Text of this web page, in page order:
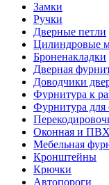
Замки
Ручки
Дверные петли
Цилиндровые
Броненакладки
Дверная
Доводчики
Фурнитура к
Фурнитура для
Оконная и
Мебельная
Кронштейны
Крючки
Автопороги